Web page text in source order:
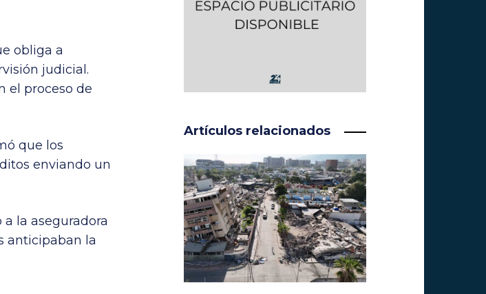
obliga a
judicial.
el proceso de
que los
enviando un
la aseguradora
anticipaban la
Artículos relacionados